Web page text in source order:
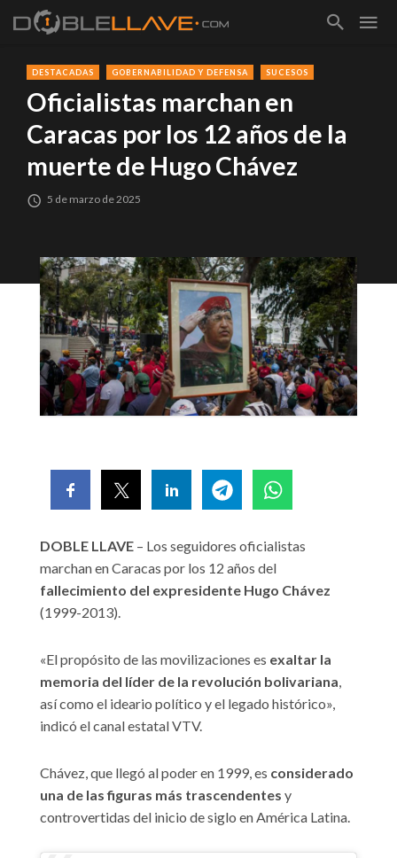
DESTACADAS GOBERNABILIDAD Y DEFENSA SUCESOS
Oficialistas marchan en
Caracas por los 12 años de la
muerte de Hugo Chávez
5 de marzo de 2025
DOBLE LLAVE – Los seguidores oficialistas
marchan en Caracas por los 12 años del
fallecimiento del expresidente Hugo Chávez
(1999-2013).
«El propósito de las movilizaciones es exaltar la
memoria del líder de la revolución bolivariana,
así como el ideario político y el legado histórico»,
indicó el canal estatal VTV.
Chávez, que llegó al poder en 1999, es considerado
una de las figuras más trascendentes y
controvertidas del inicio de siglo en América Latina.